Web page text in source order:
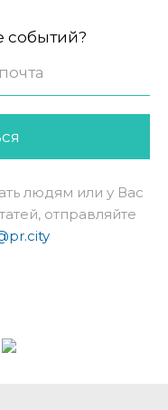
событий?
людям или у Вас
отправляйте